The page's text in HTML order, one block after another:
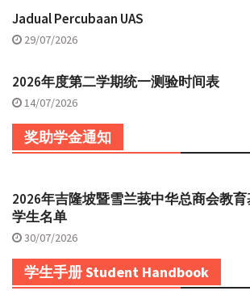
Jadual Percubaan UAS
29/07/2026
2026年度第二学期统一测验时间表
14/07/2026
奖助学金通知
2026年吉隆坡暨雪兰莪中华总商会教
学生名单
30/07/2026
学生手册 Student Handbook